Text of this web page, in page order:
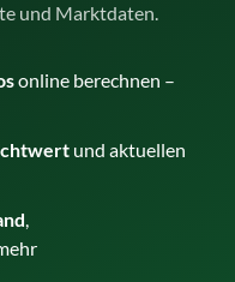
und Marktdaten.
online berechnen –
und aktuellen
,